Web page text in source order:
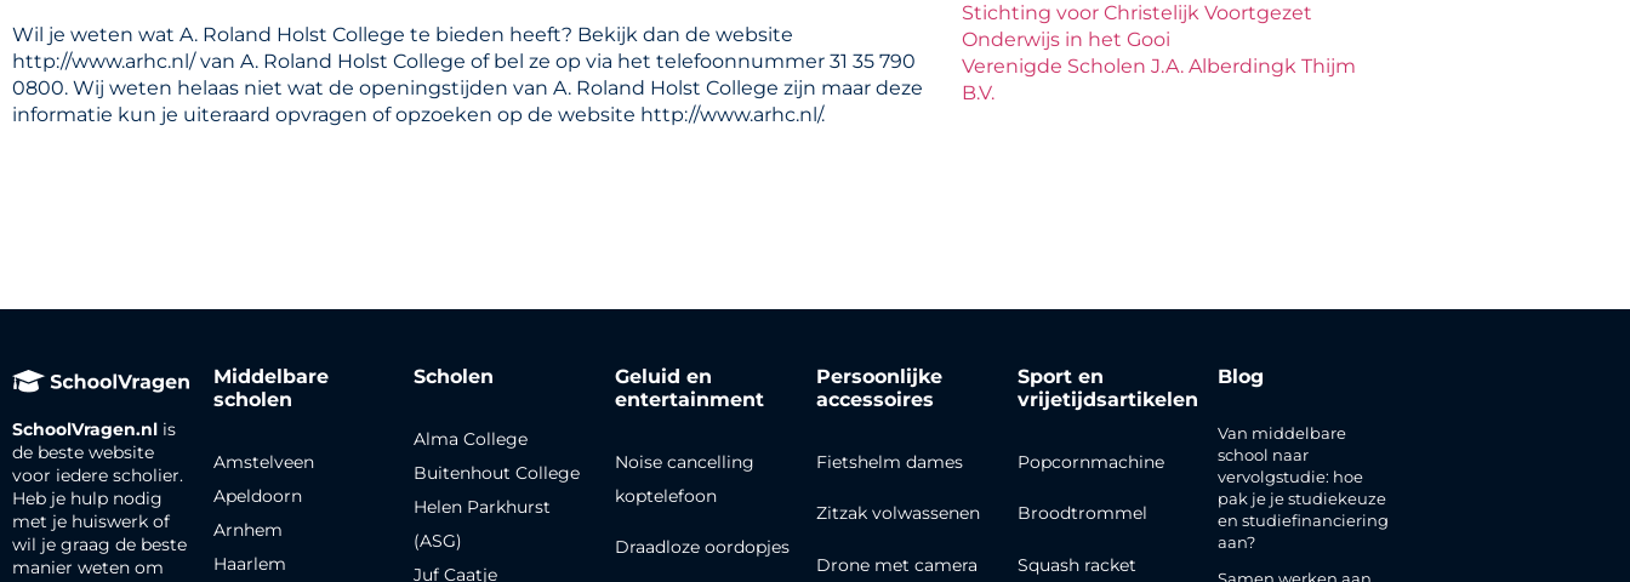
Wil je weten wat A. Roland Holst College te bieden heeft? Bekijk dan de website
http://www.arhc.nl/ van A. Roland Holst College of bel ze op via het telefoonnummer 31 35 790
0800. Wij weten helaas niet wat de openingstijden van A. Roland Holst College zijn maar deze
informatie kun je uiteraard opvragen of opzoeken op de website http://www.arhc.nl/.
Stichting voor Christelijk Voortgezet
Onderwijs in het Gooi
Verenigde Scholen J.A. Alberdingk Thijm
B.V.
SchoolVragen.nl is
de beste website
voor iedere scholier.
Heb je hulp nodig
met je huiswerk of
wil je graag de beste
manier weten om
Middelbare
scholen
Amstelveen
Apeldoorn
Arnhem
Haarlem
Scholen
Alma College
Buitenhout College
Helen Parkhurst
(ASG)
Juf Caatje
Geluid en
entertainment
Noise cancelling
koptelefoon
Draadloze oordopjes
Persoonlijke
accessoires
Fietshelm dames
Zitzak volwassenen
Drone met camera
Sport en
vrijetijdsartikelen
Popcornmachine
Broodtrommel
Squash racket
Blog
Van middelbare
school naar
vervolgstudie: hoe
pak je je studiekeuze
en studiefinanciering
aan?
Samen werken aan